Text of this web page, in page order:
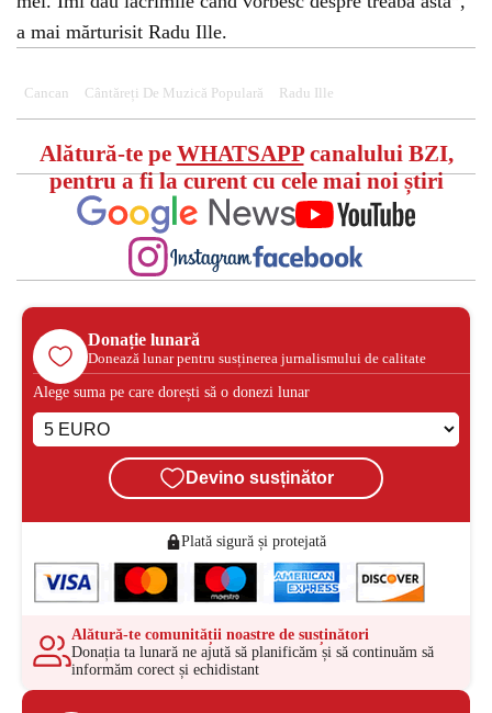
a mai mărturisit Radu Ille.
Cancan Cântăreți De Muzică Populară Radu Ille
Alătură-te pe WHATSAPPcanalului BZI,
pentru a fi la curent cu cele mai noi știri
Donație lunară
Donează lunar pentru susținerea jurnalismului de calitate
Alege suma pe care dorești să o donezi lunar
Devino susținător
Plată sigură și protejată
Alătură-te comunității noastre de susținători
Donația ta lunară ne ajută să planificăm și să continuăm să
informăm corect și echidistant